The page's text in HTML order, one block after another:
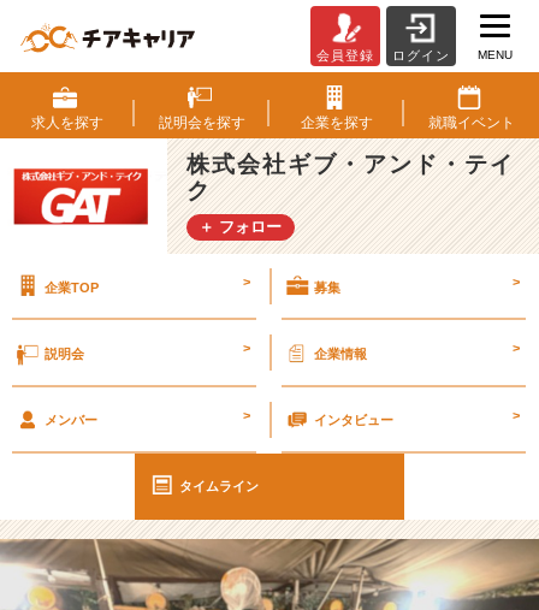
内
B
B
Q
交
流
会！
こ
を
Ｉ
Ｔ
シ
ス
テ
会員登録 ログイン MENU
求人を探す 説明会を探す 企業を探す 就職イベント
株式会社ギブ・アンド・テイ
ク
＋ フォロー
企業TOP > 募集 >
説明会 > 企業情報 >
メンバー > インタビュー >
タイムライン